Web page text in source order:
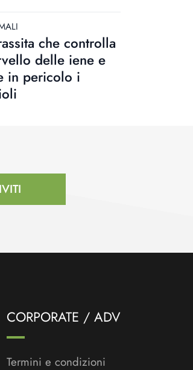
che controlla
delle iene e
in pericolo i
CORPORATE / ADV
Termini e condizioni